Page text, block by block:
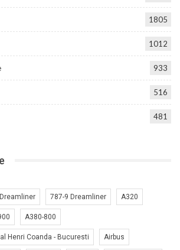
1805
1012
933
516
481
787-9 Dreamliner A320
A380-800
Henri Coanda - Bucuresti Airbus